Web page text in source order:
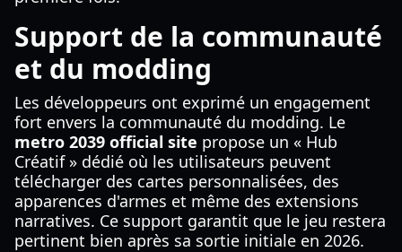
Support de la communauté
et du modding
Les développeurs ont exprimé un engagement
fort envers la communauté du modding. Le
metro 2039 official site propose un « Hub
Créatif » dédié où les utilisateurs peuvent
télécharger des cartes personnalisées, des
apparences d'armes et même des extensions
narratives. Ce support garantit que le jeu restera
pertinent bien après sa sortie initiale en 2026.